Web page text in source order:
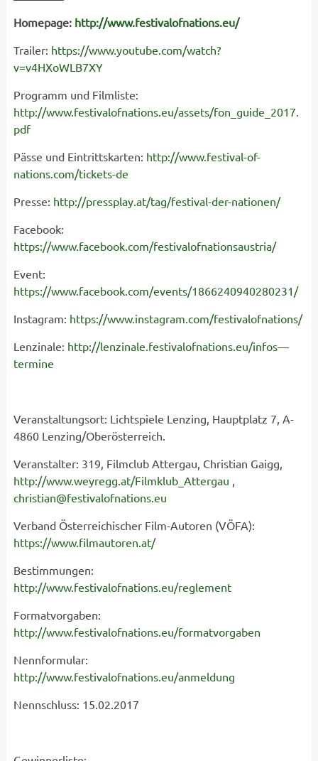
Homepage: http://www.festivalofnations.eu/
Trailer: https://www.youtube.com/watch?
v=v4HXoWLB7XY
Programm und Filmliste:
http://www.festivalofnations.eu/assets/fon_guide_2017.
pdf
Pässe und Eintrittskarten: http://www.festival-of-
nations.com/tickets-de
Presse: http://pressplay.at/tag/festival-der-nationen/
Facebook:
https://www.facebook.com/festivalofnationsaustria/
Event:
https://www.facebook.com/events/1866240940280231/
Instagram: https://www.instagram.com/festivalofnations/
Lenzinale: http://lenzinale.festivalofnations.eu/infos—
termine
Veranstaltungsort: Lichtspiele Lenzing, Hauptplatz 7, A-
4860 Lenzing/Oberösterreich.
Veranstalter: 319, Filmclub Attergau, Christian Gaigg,
http://www.weyregg.at/Filmklub_Attergau ,
christian@festivalofnations.eu
Verband Österreichischer Film-Autoren (VÖFA):
https://www.filmautoren.at/
Bestimmungen:
http://www.festivalofnations.eu/reglement
Formatvorgaben:
http://www.festivalofnations.eu/formatvorgaben
Nennformular:
http://www.festivalofnations.eu/anmeldung
Nennschluss: 15.02.2017